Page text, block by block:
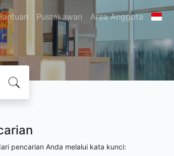
Pustakawan Area Anggota
pencarian Anda melalui kata kunci: